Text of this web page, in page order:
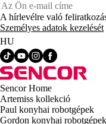
A hírlevélre való
Személyes adatok kezelését
HU
Sencor Home
Artemiss kollekció
Paul konyhai robotgépek
Gordon konyhai robotgépek